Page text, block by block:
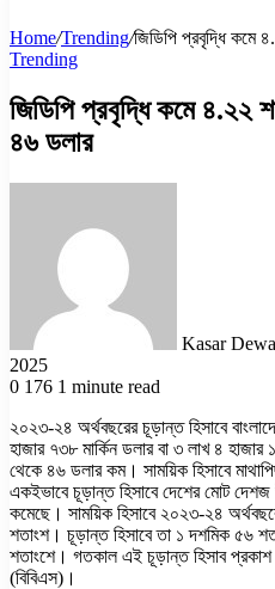
Home/Trending/জিডিপি প্রবৃদ্ধি কমে
Trending
জিডিপি প্রবৃদ্ধি কমে ৪.২২
৪৬ ডলার
Kasar
2025
0 176 1 minute read
২০২৩-২৪ অর্থবছরের চূড়ান্ত হিসাবে
হাজার ৭৩৮ মার্কিন ডলার বা ৩ লাখ ৪ হাজার
থেকে ৪৬ ডলার কম। সাময়িক হিসাবে
একইভাবে চূড়ান্ত হিসাবে দেশের মোট
কমেছে। সাময়িক হিসাবে ২০২৩-২৪
শতাংশ। চূড়ান্ত হিসাবে তা ১ দশমিক ৫৬
শতাংশে। গতকাল এই চূড়ান্ত হিসাব প্রকাশ
(বিবিএস)।